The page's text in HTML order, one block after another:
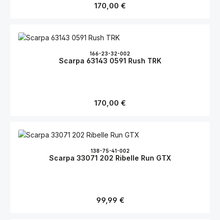
Regulärer Preis:
170,00 €
166-23-32-002
Scarpa 63143 0591 Rush TRK
Regulärer Preis:
170,00 €
138-75-41-002
Scarpa 33071 202 Ribelle Run GTX
Regulärer Preis:
99,99 €